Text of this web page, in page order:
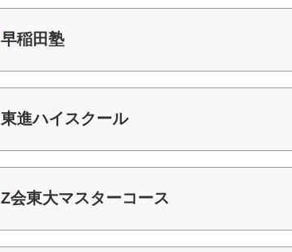
早稲田塾
東進ハイスクール
Z会東大マスターコース